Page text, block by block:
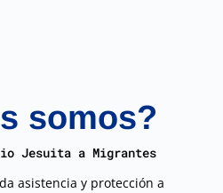
somos?
Jesuita a Migrantes
asistencia y protección a